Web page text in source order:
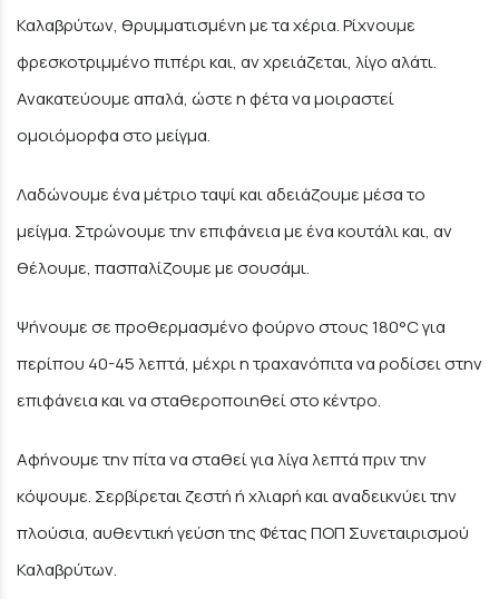
Καλαβρύτων, θρυμματισμένη με τα χέρια. Ρίχνουμε
φρεσκοτριμμένο πιπέρι και, αν χρειάζεται, λίγο αλάτι.
Ανακατεύουμε απαλά, ώστε η φέτα να μοιραστεί
ομοιόμορφα στο μείγμα.
Λαδώνουμε ένα μέτριο ταψί και αδειάζουμε μέσα το
μείγμα. Στρώνουμε την επιφάνεια με ένα κουτάλι και, αν
θέλουμε, πασπαλίζουμε με σουσάμι.
Ψήνουμε σε προθερμασμένο φούρνο στους 180°C για
περίπου 40-45 λεπτά, μέχρι η τραχανόπιτα να ροδίσει στην
επιφάνεια και να σταθεροποιηθεί στο κέντρο.
Αφήνουμε την πίτα να σταθεί για λίγα λεπτά πριν την
κόψουμε. Σερβίρεται ζεστή ή χλιαρή και αναδεικνύει την
πλούσια, αυθεντική γεύση της Φέτας ΠΟΠ Συνεταιρισμού
Καλαβρύτων.